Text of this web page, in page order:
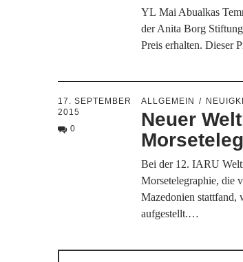
YL Mai Abualkas
der Anita Borg
Preis erhalten. Dieser
17. SEPTEMBER
2015
0
ALLGEMEIN
Neuer
Bei der 12. IARU
Morsetelegraphie, die
Mazedonien stattfand,
aufgestellt.…